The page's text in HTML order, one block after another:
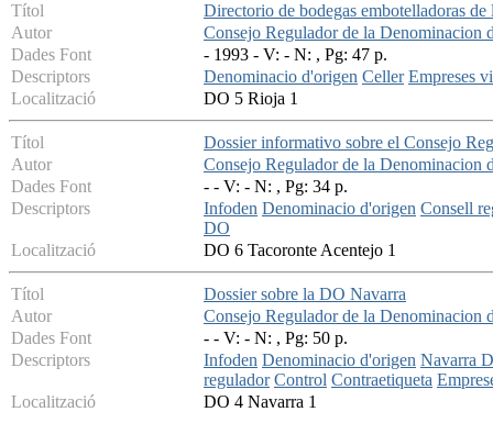
Títol
Directorio de bodegas embotelladoras
Autor
Consejo Regulador de la Denominacion
Dades Font
- 1993 - V: - N: , Pg: 47 p.
Descriptors
Denominacio d'origen Celler Empreses
Localització
DO 5 Rioja 1
Títol
Dossier informativo sobre el Consejo
Autor
Consejo Regulador de la Denominacion
Dades Font
- - V: - N: , Pg: 34 p.
Descriptors
Infoden Denominacio d'origen Consell
DO
Localització
DO 6 Tacoronte Acentejo 1
Títol
Dossier sobre la DO Navarra
Autor
Consejo Regulador de la Denominacion
Dades Font
- - V: - N: , Pg: 50 p.
Descriptors
Infoden Denominacio d'origen Navarra
regulador Control Contraetiqueta
Localització
DO 4 Navarra 1